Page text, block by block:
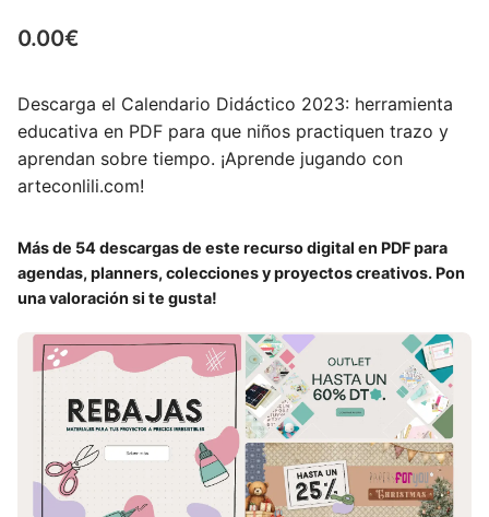
0.00€
Descarga el Calendario Didáctico 2023: herramienta
educativa en PDF para que niños practiquen trazo y
aprendan sobre tiempo. ¡Aprende jugando con
arteconlili.com!
Más de 54 descargas de este recurso digital en PDF para
agendas, planners, colecciones y proyectos creativos. Pon
una valoración si te gusta!